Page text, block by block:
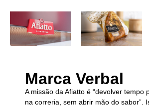
Marca Verbal
A missão da Afiatto é “devolver tempo
na correria, sem abrir mão do sabor”